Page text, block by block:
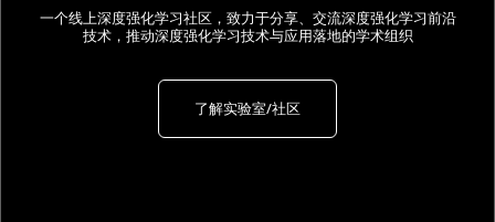
一个线上深度强化学习社区，致力于分享、交流深度强化学习前沿
技术，推动深度强化学习技术与应用落地的学术组织
了解实验室/社区
Tron1 双足机器人支持使用 Python 进行全流程开发，支持
Sim2Real 一键部署，官方称将更易于在真机进行算法验证。 同
时，TRON 1 配备了二次开发指南及代码示例，支持 Isaac、
的扩展配件，如雷达、机械臂、相机和双光云台等。